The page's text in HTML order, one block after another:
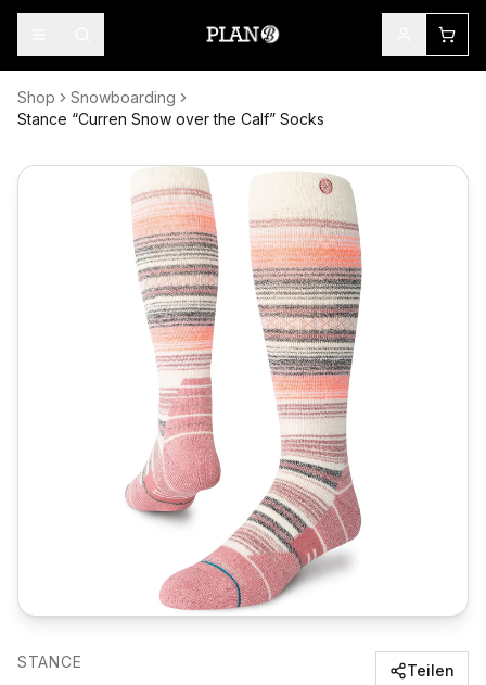
Shop
Snowboarding
Stance “Curren Snow over the Calf” Socks
STANCE Teilen